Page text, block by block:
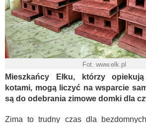
Fot. www.elk.pl
Mieszkańcy Ełku, którzy
kotami, mogą liczyć na wsparcie
są do odebrania zimowe domki dla
Zima to trudny czas dla